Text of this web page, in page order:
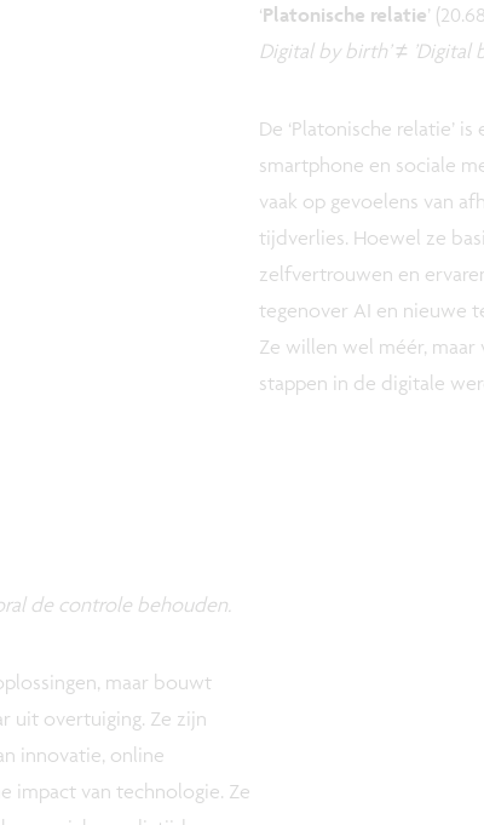
‘Platonische relatie’
Digital by birth’ ≠ ’Digital
De ‘Platonische relatie’
smartphone en sociale
vaak op gevoelens van
tijdverlies. Hoewel ze
zelfvertrouwen en
tegenover AI en nieuwe
Ze willen wel méér,
stappen in de digitale
de controle behouden.
maar bouwt
uit overtuiging. Ze zijn
innovatie, online
impact van technologie. Ze